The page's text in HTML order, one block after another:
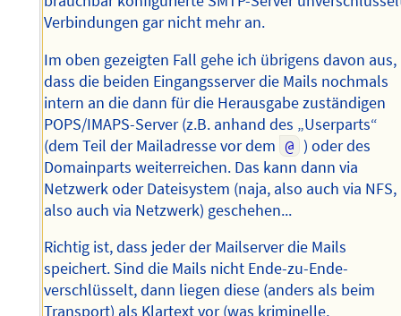
Verbindungen gar nicht mehr an.
Im oben gezeigten Fall gehe ich übrigens davon aus,
dass die beiden Eingangsserver die Mails nochmals
intern an die dann für die Herausgabe zuständigen
POPS/IMAPS-Server (z.B. anhand des „Userparts“
(dem Teil der Mailadresse vor dem @ ) oder des
Domainparts weiterreichen. Das kann dann via
Netzwerk oder Dateisystem (naja, also auch via NFS,
also auch via Netzwerk) geschehen...
Richtig ist, dass jeder der Mailserver die Mails
speichert. Sind die Mails nicht Ende-zu-Ende-
verschlüsselt, dann liegen diese (anders als beim
Transport) als Klartext vor (was kriminelle,